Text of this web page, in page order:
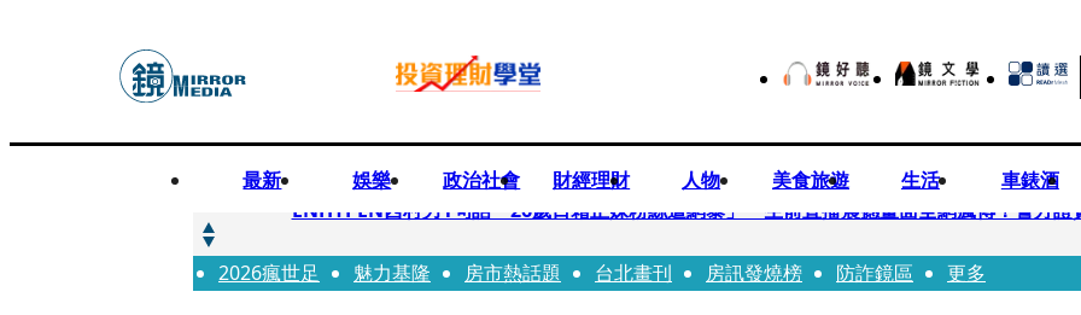
最新 娛樂 政治社會 財經理財 人物 美食旅遊 生活 車錶酒
快訊
ENHYPEN西村力1句話「26歲日籍正妹粉絲遭網暴」 生前直播震撼畫面全網瘋傳！警方證
快訊
捨量保價奏效！華邦電DRAM價翻倍 五成產能已綁長約
2026瘋世足 魅力基隆 房市熱話題 台北畫刊 房訊發燒榜 防詐鏡區 更多